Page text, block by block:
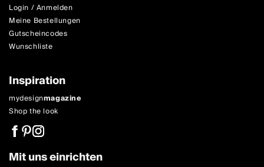
Login / Anmelden
Meine Bestellungen
Gutscheincodes
Wunschliste
Inspiration
mydesignmagazine
Shop the look
Mit uns einrichten